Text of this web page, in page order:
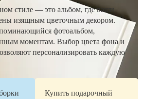
стиле — это альбом, где ваши
изящным цветочным декором.
фотоальбом,
моментам. Выбор цвета фона и
персонализировать каждую
Купить подарочный